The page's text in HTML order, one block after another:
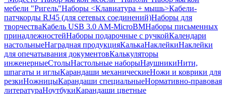
мебели "Ригель"Наборы <Клавиатура + мышь>Кабели-
патчкорды RJ45 (для сетевых соединений)Наборы для
творчестваКабель USB 3.0 AM-MicroBMНаборы письменных
принадлежностейНаборы подарочные с ручкойКалендари
настольныеНаградная продукцияКалькаНаклейкиНаклейки
для опечатывания документовКалькуляторы
инженерныеСтолыНастольные наборыНаушникиНити,
шпагаты и иглыКарандаши механическиеНожи и коврики для
резкиНожницыКарандаши специальныеНормативно-правовая
литератураНоутбукиКарандаши цветные